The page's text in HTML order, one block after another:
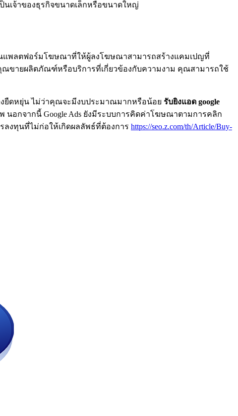
เจ้าของธุรกิจขนาดเล็กหรือขนาดใหญ่
นแพลตฟอร์มโฆษณาที่ให้ผู้ลงโฆษณาสามารถสร้างแคมเปญที่
ณขายผลิตภัณฑ์หรือบริการที่เกี่ยวข้องกับความงาม คุณสามารถใช้
ยืดหยุ่น ไม่ว่าคุณจะมีงบประมาณมากหรือน้อย รับยิงแอด google
อกจากนี้ Google Ads ยังมีระบบการคิดค่าโฆษณาตามการคลิก
ลงทุนที่ไม่ก่อให้เกิดผลลัพธ์ที่ต้องการ https://seo.z.com/th/Article/Buy-